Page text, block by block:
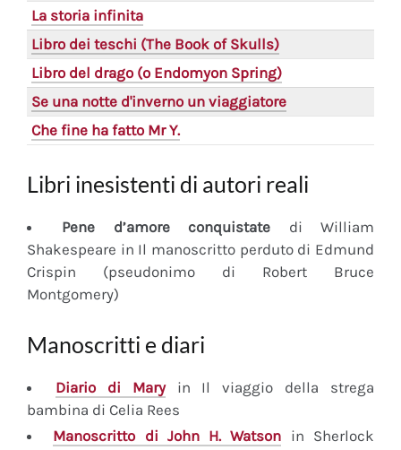
La storia infinita
Libro dei teschi (The Book of Skulls)
Libro del drago (o Endomyon Spring)
Se una notte d'inverno un viaggiatore
Che fine ha fatto Mr Y.
Libri inesistenti di autori reali
Pene d’amore conquistate di William
Shakespeare in Il manoscritto perduto di Edmund
Crispin (pseudonimo di Robert Bruce
Montgomery)
Manoscritti e diari
Diariodi Maryin Il viaggio della strega
bambina di Celia Rees
Manoscritto di John H. Watson in Sherlock